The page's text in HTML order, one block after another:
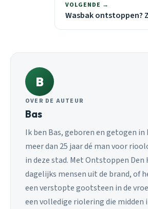
VOLGENDE →
Wasbak ontstoppen?
B
OVER DE AUTEUR
Bas
Ik ben Bas, geboren en getogen in
meer dan 25 jaar dé man voor
in deze stad. Met Ontstoppen Den
dagelijks mensen uit de brand, of
een verstopte gootsteen in de
een volledige riolering die midden